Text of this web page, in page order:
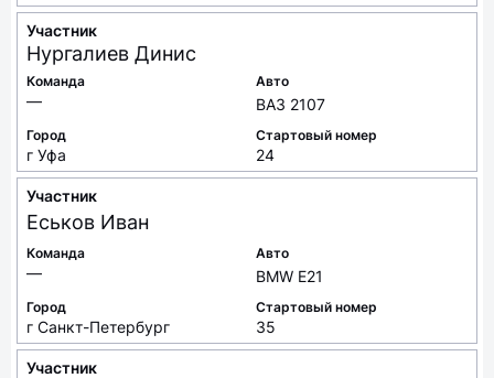
Участник
Нургалиев Динис
Команда
—
Авто
ВАЗ 2107
Город
г Уфа
Стартовый номер
24
Участник
Еськов Иван
Команда
—
Авто
BMW E21
Город
г Санкт-Петербург
Стартовый номер
35
Участник